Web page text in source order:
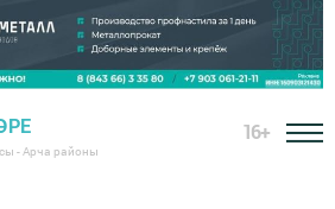
- Арча районы
16+